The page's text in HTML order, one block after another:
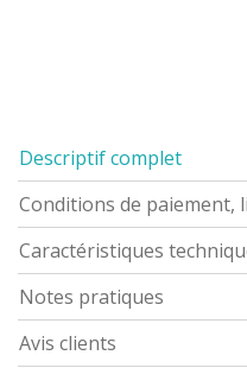
Descriptif complet
Conditions de paiement,
Caractéristiques
Notes pratiques
Avis clients